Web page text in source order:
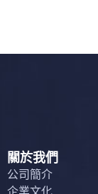
關於我們
公司簡介